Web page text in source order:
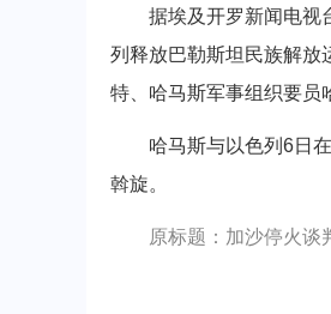
据埃及开罗新闻电视台
列释放巴勒斯坦民族解放
特、哈马斯军事组织要员
哈马斯与以色列6日在
斡旋。
原标题：加沙停火谈